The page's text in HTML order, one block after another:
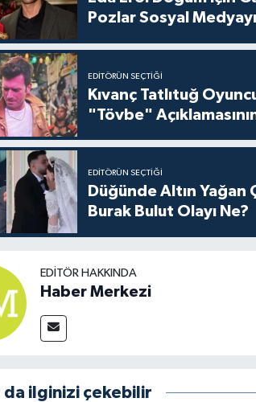
Pozlar Sosyal
EDITÖRÜN SEÇTIĞI
Kıvanç Tatlıtuğ
"Tövbe"
EDITÖRÜN SEÇTIĞI
Düğünde Altın Yağan
Burak Bulut Olayı Ne?
EDITÖR HAKKINDA
Haber Merkezi
da ilginizi çekebilir